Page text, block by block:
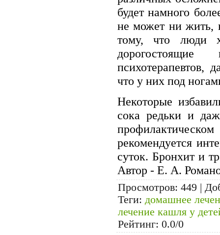
будет намного
не может ни жить,
тому, что люди
психотерапевтов,
что у них под
Некоторые
сока редьки и
рекомендуется
суток. Бронхит и
Автор - Е. А.
Просмотров: 449 |
Теги: домашнее
лечение кашля у
Рейтинг: 0.0/0